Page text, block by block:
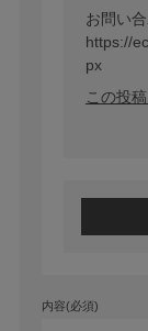
お問い
https://
px
この投
内容(必須)